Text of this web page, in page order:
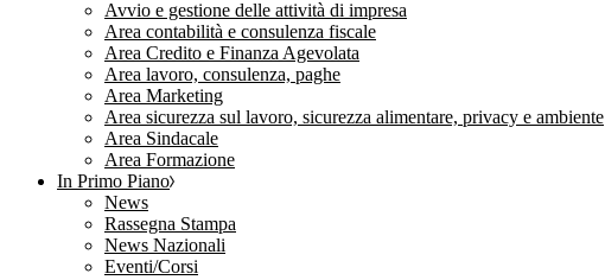
Avvio e gestione delle attività di impresa
Area contabilità e consulenza fiscale
Area Credito e Finanza Agevolata
Area lavoro, consulenza, paghe
Area Marketing
Area sicurezza sul lavoro, sicurezza alimentare, privacy e ambiente
Area Sindacale
Area Formazione
In Primo Piano
News
Rassegna Stampa
News Nazionali
Eventi/Corsi